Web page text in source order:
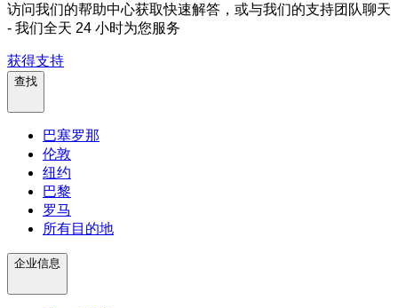
访问我们的帮助中心获取快速解答，或与我们的支持团队聊天
- 我们全天 24 小时为您服务
获得支持
查找
巴塞罗那
伦敦
纽约
巴黎
罗马
所有目的地
企业信息